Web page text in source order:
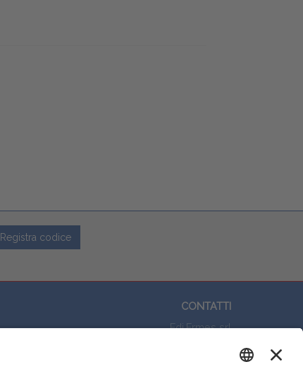
Registra codice
CONTATTI
Edi.Ermes srl
Questo sito utilizza i cookies per